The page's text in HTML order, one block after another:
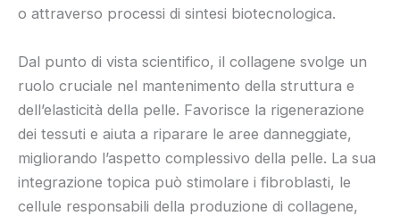
o attraverso processi di sintesi biotecnologica.
Dal punto di vista scientifico, il collagene svolge un
ruolo cruciale nel mantenimento della struttura e
dell’elasticità della pelle. Favorisce la rigenerazione
dei tessuti e aiuta a riparare le aree danneggiate,
migliorando l’aspetto complessivo della pelle. La sua
integrazione topica può stimolare i fibroblasti, le
cellule responsabili della produzione di collagene,